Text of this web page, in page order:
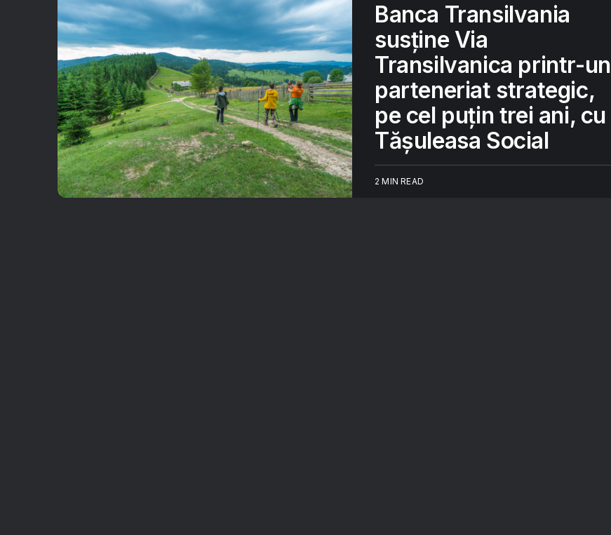
Banca Transilvania
susține Via
Transilvanica printr-un
parteneriat strategic,
pe cel puțin trei ani, cu
Tășuleasa Social
2 MIN READ